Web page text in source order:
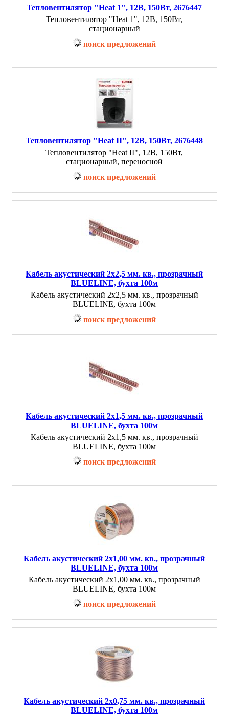
Тепловентилятор "Heat 1", 12В, 150Вт, 2676447
Тепловентилятор "Heat 1", 12В, 150Вт,
стационарный
поиск предложений
Тепловентилятор "Heat II", 12В, 150Вт, 2676448
Тепловентилятор "Heat II", 12В, 150Вт,
стационарный, переносной
поиск предложений
Кабель акустический 2х2,5 мм. кв., прозрачный
BLUELINE, бухта 100м
Кабель акустический 2х2,5 мм. кв., прозрачный
BLUELINE, бухта 100м
поиск предложений
Кабель акустический 2х1,5 мм. кв., прозрачный
BLUELINE, бухта 100м
Кабель акустический 2х1,5 мм. кв., прозрачный
BLUELINE, бухта 100м
поиск предложений
Кабель акустический 2х1,00 мм. кв., прозрачный
BLUELINE, бухта 100м
Кабель акустический 2х1,00 мм. кв., прозрачный
BLUELINE, бухта 100м
поиск предложений
Кабель акустический 2х0,75 мм. кв., прозрачный
BLUELINE, бухта 100м